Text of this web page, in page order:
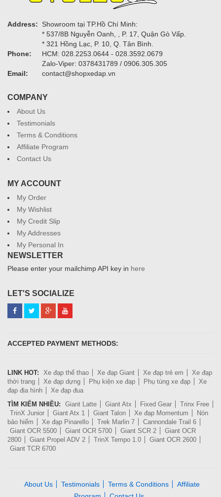
Address:
Showroom tại TP.Hồ Chí Minh:
* 537/8B Nguyễn Oanh, , P. 17, Quận Gò Vấp.
* 321 Hồng Lạc, P. 10, Q. Tân Bình.
Phone:
HCM: 028.2253.0644 - 028.3592.0679
Zalo-Viper: 0378431789 / 0906.305.305
Email:
contact@shopxedap.vn
COMPANY
About Us
Testimonials
Terms & Conditions
Affiliate Program
Contact Us
MY ACCOUNT
My Order
My Wishlist
My Credit Slip
My Addresses
My Personal In
NEWSLETTER
Please enter your mailchimp API key in here
LET'S SOCIALIZE
ACCEPTED PAYMENT METHODS:
LINK HOT: Xe đạp thể thao Xe đạp Giant Xe đạp trẻ em
Xe đạp
thời trang
Xe đạp dựng Phụ kiện xe đạp Phụ tùng xe đạp
Xe
đạp địa hình
Xe đạp đua
TÌM KIẾM NHIỀU:
Giant Latte Giant Atx Fixed Gear
Trinx Free
TrinX Junior
Giant Atx 1 Giant Talon Xe đạp Momentum
Nón
bảo hiểm
Xe đạp Pinarello Trek Marlin 7
Cannondale Trail 6
Giant OCR 5500
Giant OCR 5700 Giant SCR 2
Giant OCR
2800
Giant Propel ADV 2 TrinX Tempo 1.0
Giant OCR 2600
Giant TCR 6700
About Us Testimonials Terms & Conditions
Affiliate